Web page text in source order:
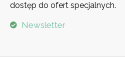
dostęp do ofert specjalnych.
Newsletter